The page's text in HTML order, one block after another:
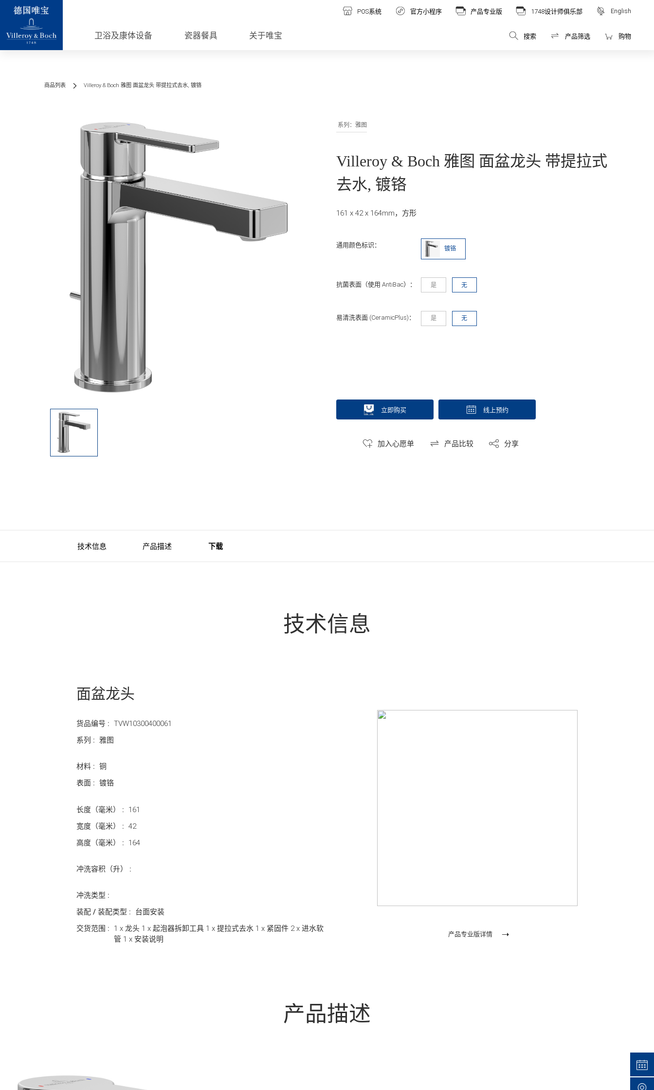
POS系统 官方小程序 产品专业版 1748设计师俱乐部 English
卫浴及康体设备 瓷器餐具 关于唯宝 搜索 产品筛选 购物
商品列表 Villeroy & Boch 雅图 面盆龙头 带提拉式去水, 镀铬
系列：雅图
Villeroy & Boch 雅图 面盆龙头 带提拉式
去水, 镀铬
161 x 42 x 164mm，方形
通用颜色标识： 镀铬
抗菌表面（使用 AntiBac）： 是 无
易清洗表面 (CeramicPlus)： 是 无
立即购买 线上预约
加入心愿单 产品比较 分享
技术信息 产品描述 下载
技术信息
面盆龙头
货品编号 : TVW10300400061
系列 : 雅图
材料 : 铜
表面 : 镀铬
长度（毫米） :
161
宽度（毫米） : 42
高度（毫米） :
164
冲洗容积（升） :
冲洗类型 :
装配 / 装配类型 :
台面安装
交货范围 :
1 x 龙头 1 x 起泡器拆卸工具 1 x 提拉式去水 1 x 紧固件 2 x 进水软
管 1 x 安装说明
产品专业版详情
产品描述